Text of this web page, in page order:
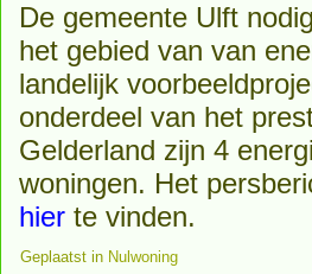
De gemeente Ulft
het gebied van van
landelijk
onderdeel van het
Gelderland zijn 4
woningen. Het
hier te vinden.
Geplaatst in Nulwoning